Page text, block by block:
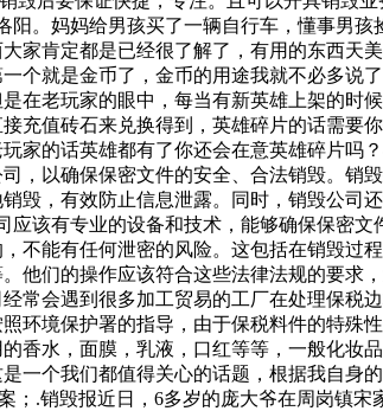
阳。妈妈给男孩买了一辆自行车，懂事男
家肯定都是已经很了解了，有用的东西
个就是金币了，金币的用途我就不必多
在老玩家的眼中，每当有新英雄上架的
充值砖石来兑换得到，英雄碎片的话需
家的话英雄都有了你还会在意英雄碎片
，以确保保密文件的安全、合法销毁。
毁，有效防止信息泄露。同时，销毁公
应该有专业的设备和技术，能够确保保密
不能有任何泄密的风险。这包括在销毁
他们的操作应该符合这些法律法规的要
常会遇到很多加工贸易的工厂在处理保
环境保护署的指导，由于保税料件的特殊
香水，面膜，乳液，口红等等，一般化妆
一个我们都值得关心的话题，根据我自
；.销毁报近日，6多岁的庞大爷在周岗镇